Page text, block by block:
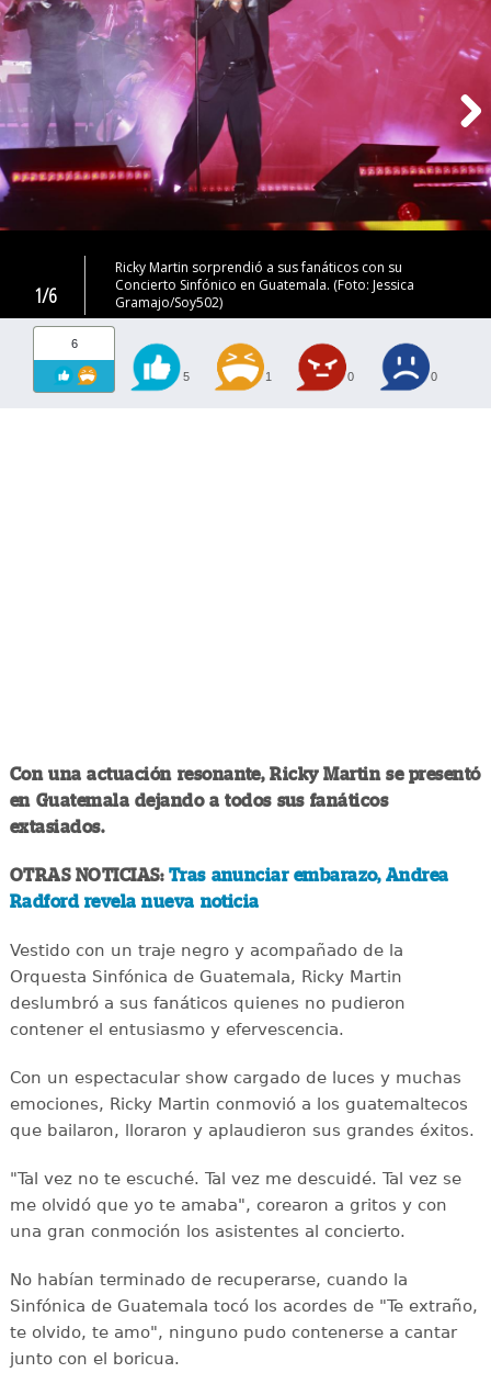
1/6
Ricky Martin sorprendió a sus fanáticos con su
Concierto Sinfónico en Guatemala. (Foto: Jessica
Gramajo/Soy502)
6
5 1 0 0
Con una actuación resonante, Ricky Martin se presentó
en Guatemala dejando a todos sus fanáticos
extasiados.
OTRAS NOTICIAS: Tras anunciar embarazo, Andrea
Radford revela nueva noticia
Vestido con un traje negro y acompañado de la
Orquesta Sinfónica de Guatemala, Ricky Martin
deslumbró a sus fanáticos quienes no pudieron
contener el entusiasmo y efervescencia.
Con un espectacular show cargado de luces y muchas
emociones, Ricky Martin conmovió a los guatemaltecos
que bailaron, lloraron y aplaudieron sus grandes éxitos.
"Tal vez no te escuché. Tal vez me descuidé. Tal vez se
me olvidó que yo te amaba", corearon a gritos y con
una gran conmoción los asistentes al concierto.
No habían terminado de recuperarse, cuando la
Sinfónica de Guatemala tocó los acordes de "Te extraño,
te olvido, te amo", ninguno pudo contenerse a cantar
junto con el boricua.